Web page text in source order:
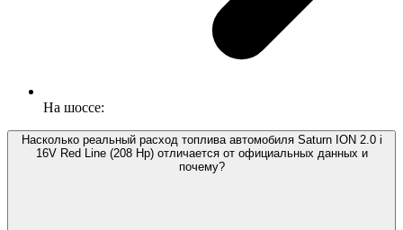
На шоссе:
Насколько реальный расход топлива автомобиля Saturn ION 2.0 i
16V Red Line (208 Hp) отличается от официальных данных и
почему?